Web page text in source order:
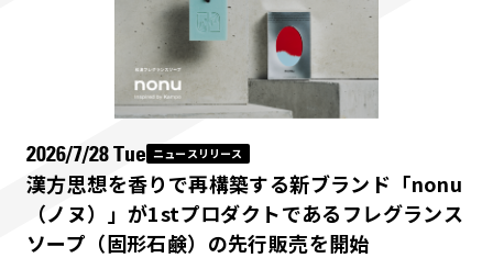
2026/7/28 Tue ニュースリリース
漢方思想を香りで再構築する新ブランド「nonu
（ノヌ）」が1stプロダクトであるフレグランス
ソープ（固形石鹸）の先行販売を開始